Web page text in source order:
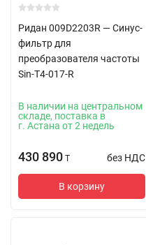
Ридан 009D2203R — Синус-
фильтр для
преобразователя частоты
Sin-T4-017-R
В наличии на центральном
складе, поставка в
г. Астана от 2 недель
430 890 T без НДС
В корзину